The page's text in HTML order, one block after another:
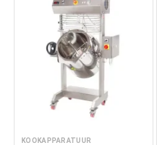
KOOKAPPARATUUR